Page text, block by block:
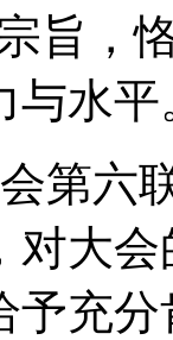
旨，
与水平
六
对大
予充